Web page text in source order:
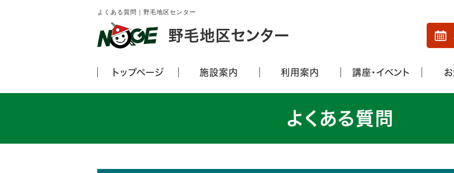
よくある質問｜野毛地区センター
野毛地区センター
トップページ 施設案内 利用案内 講座・イベント
よくある質問